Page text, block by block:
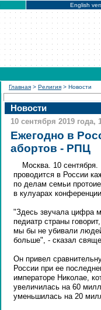
English
Главная > Религия > Новости
Новости
10 сентября 2019 года,
Ежегодно в
абортов - РПЦ
Москва. 10
проводится в России
по делам семьи
в кулуарах
"Здесь звучала цифра
педиатр страны
мы бы не убивали
больше", - сказал
Он привел
России при ее
императоре Николае,
увеличилась на 60
уменьшилась на 20